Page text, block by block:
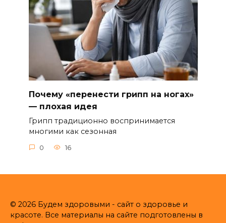
Почему «перенести грипп на ногах»
— плохая идея
Грипп традиционно воспринимается
многими как сезонная
0 16
© 2026 Будем здоровыми - сайт о здоровье и
красоте. Все материалы на сайте подготовлены в